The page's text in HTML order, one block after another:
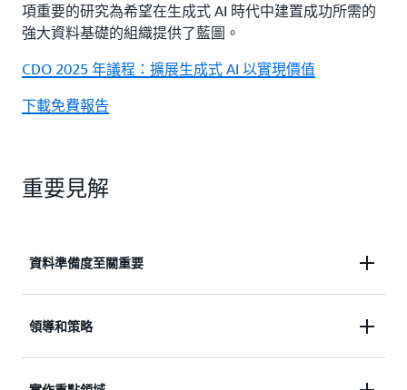
項重要的研究為希望在生成式 AI 時代中建置成功所需的
強大資料基礎的組織提供了藍圖。
CDO 2025 年議程：擴展生成式 AI 以實現價值
下載免費報告
重要見解
資料準備度至關重要
52% 的組織認為其資料基礎為生成式 AI 實作的
組織優先考慮資料品質改進 (49%) 和整合
領導和策略